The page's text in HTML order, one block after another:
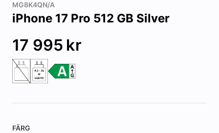
MG8K4QN/A
iPhone 17 Pro 512 GB Silver
17 995 kr
FÄRG